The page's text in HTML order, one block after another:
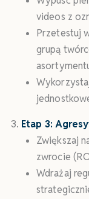
videos z
Przetestuj
grupą
Etap 3:
Zwiększaj
zwrocie
Wdrażaj